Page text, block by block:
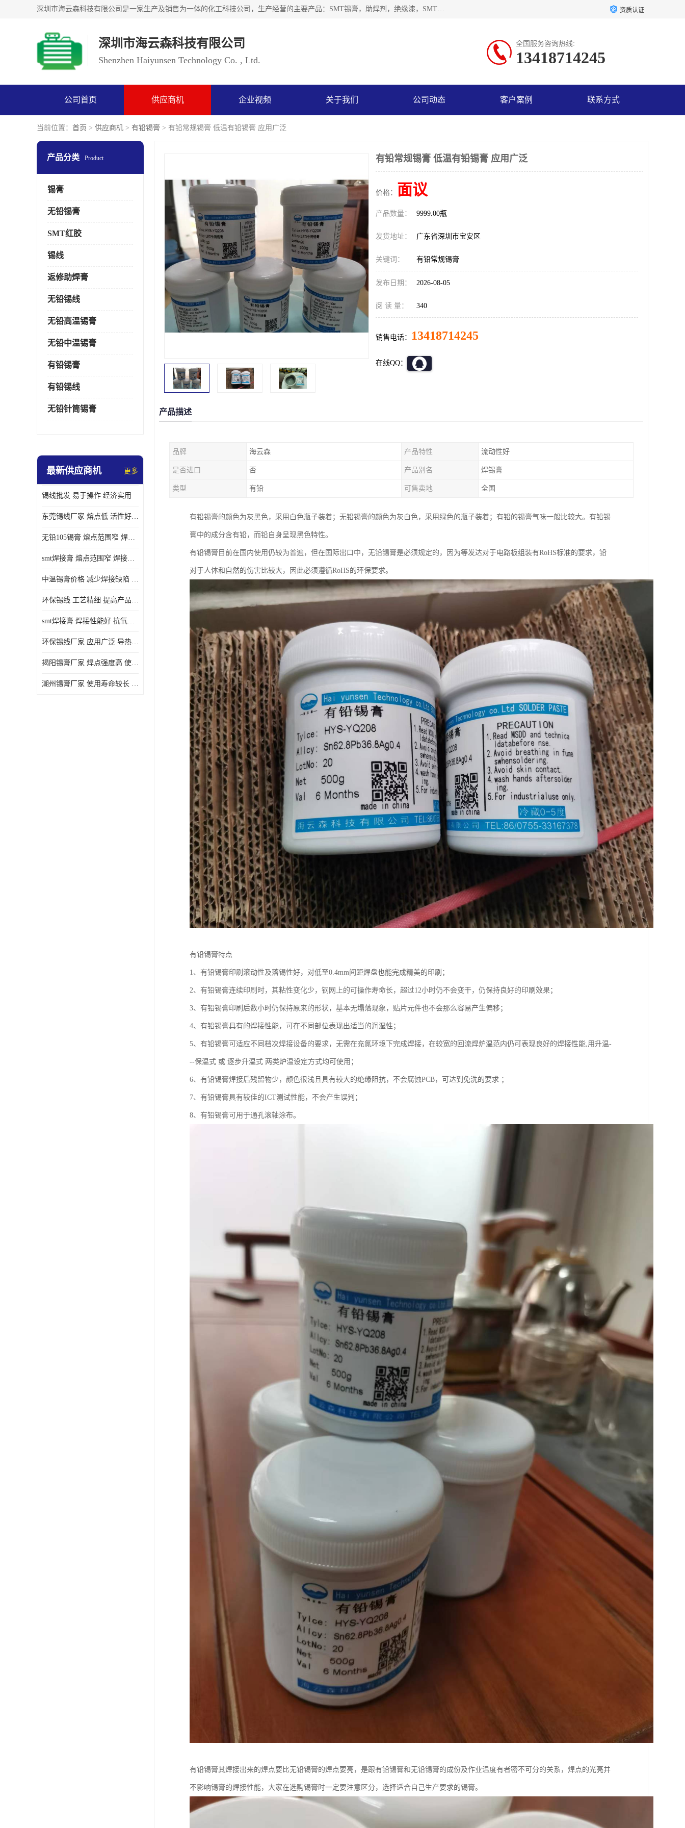
深圳市海云森科技有限公司是一家生产及销售为一体的化工科技公司，生产经营的主要产品：SMT锡膏，助焊剂，绝缘漆，SMT红胶，锡条，锡线 等电子辅料系列产品。海云森科技公司自成立以来一贯坚持“发展是根本质量是生存、服务第一”企业宗旨，其发展速度成为同行业的佼佼者，秉承国际大潮到来之际，公司以环境保护为己任，率先开发出无铅焊锡膏，无铅助焊剂，无铅清洗剂等产品。 资质认证
深圳市海云森科技有限公司
Shenzhen Haiyunsen Technology Co. , Ltd.
全国服务咨询热线:
13418714245
公司首页 供应商机 企业视频 关于我们 公司动态 客户案例 联系方式
当前位置： 首页 > 供应商机 > 有铅锡膏 > 有铅常规锡膏 低温有铅锡膏 应用广泛
产品分类 Product
锡膏
无铅锡膏
SMT红胶
锡线
返修助焊膏
无铅锡线
无铅高温锡膏
无铅中温锡膏
有铅锡膏
有铅锡线
无铅针筒锡膏
最新供应商机 更多
锡线批发 易于操作 经济实用
东莞锡线厂家 熔点低 活性好 提高产品质量
无铅105锡膏 熔点范围窄 焊点强度高 电气性能稳定
smt焊接膏 熔点范围窄 焊接温度低 使用寿命较长
中温锡膏价格 减少焊接缺陷 减少维护成本 抗氧化性能好
环保锡线 工艺精细 提高产品质量
smt焊接膏 焊接性能好 抗氧化性能好 焊接温度低
环保锡线厂家 应用广泛 导热性能好
揭阳锡膏厂家 焊点强度高 使用寿命较长
潮州锡膏厂家 使用寿命较长 电气性能稳定
有铅常规锡膏 低温有铅锡膏 应用广泛
价格： 面议
产品数量： 9999.00瓶
发货地址： 广东省深圳市宝安区
关键词： 有铅常规锡膏
发布日期： 2026-08-05
阅 读 量： 340
销售电话： 13418714245
在线QQ：
产品描述
品牌 海云森 产品特性 流动性好
是否进口 否 产品别名 焊锡膏
类型 有铅 可售卖地 全国
有铅锡膏的颜色为灰黑色，采用白色瓶子装着；无铅锡膏的颜色为灰白色，采用绿色的瓶子装着；有铅的锡膏气味一般比较大。有铅锡
膏中的成分含有铅，而铅自身呈现黑色特性。
有铅锡膏目前在国内使用仍较为普遍，但在国际出口中，无铅锡膏是必须规定的，因为等发达对于电路板组装有RoHS标准的要求，铅
对于人体和自然的伤害比较大，因此必须遵循RoHS的环保要求。
有铅锡膏特点
1、有铅锡膏印刷滚动性及落锡性好，对低至0.4mm间距焊盘也能完成精美的印刷；
2、有铅锡膏连续印刷时，其粘性变化少，钢网上的可操作寿命长，超过12小时仍不会变干，仍保持良好的印刷效果；
3、有铅锡膏印刷后数小时仍保持原来的形状，基本无塌落现象，贴片元件也不会那么容易产生偏移；
4、有铅锡膏具有的焊接性能，可在不同部位表现出适当的润湿性；
5、有铅锡膏可适应不同档次焊接设备的要求，无需在充氮环境下完成焊接，在较宽的回流焊炉温范内仍可表现良好的焊接性能,用升温-
--保温式 或 逐步升温式 两类炉温设定方式均可使用；
6、有铅锡膏焊接后残留物少，颜色很浅且具有较大的绝缘阻抗，不会腐蚀PCB，可达到免洗的要求 ；
7、有铅锡膏具有较佳的ICT测试性能，不会产生误判；
8、有铅锡膏可用于通孔滚轴涂布。
有铅锡膏其焊接出来的焊点要比无铅锡膏的焊点要亮，是跟有铅锡膏和无铅锡膏的成份及作业温度有者密不可分的关系，焊点的光亮并
不影响锡膏的焊接性能，大家在选购锡膏时一定要注意区分，选择适合自己生产要求的锡膏。